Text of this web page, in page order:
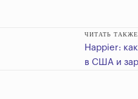
ЧИТАТЬ ТАКЖЕ
Happier:
в США и